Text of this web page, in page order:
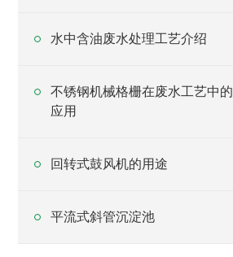
水中含油废水处理工艺介绍
不锈钢机械格栅在废水工艺中的
应用
回转式鼓风机的用途
平流式斜管沉淀池